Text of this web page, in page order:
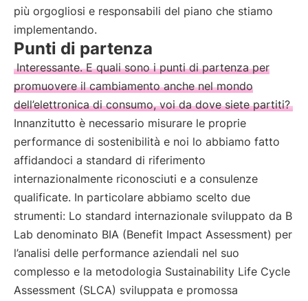
più orgogliosi e responsabili del piano che stiamo
implementando.
Punti di partenza
Interessante. E quali sono i punti di partenza per
promuovere il cambiamento anche nel mondo
dell’elettronica di consumo, voi da dove siete partiti?
Innanzitutto è necessario misurare le proprie
performance di sostenibilità e noi lo abbiamo fatto
affidandoci a standard di riferimento
internazionalmente riconosciuti e a consulenze
qualificate. In particolare abbiamo scelto due
strumenti: Lo standard internazionale sviluppato da B
Lab denominato BIA (Benefit Impact Assessment) per
l’analisi delle performance aziendali nel suo
complesso e la metodologia Sustainability Life Cycle
Assessment (SLCA) sviluppata e promossa